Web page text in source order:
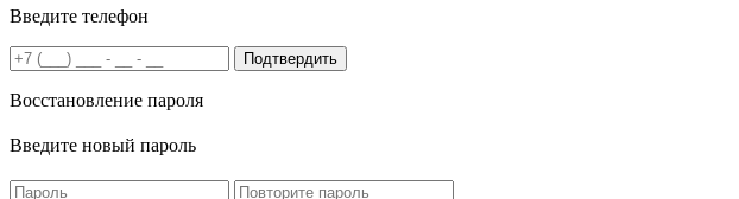
Введите телефон
Подтвердить
Восстановление пароля
Введите новый пароль